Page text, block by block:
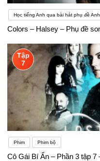
Học tiếng Anh qua bài hát phụ đề
Colors – Halsey – Phụ đề
Tập
7
Phim Phim bộ
Cô Gái Bí Ẩn – Phần 3 tập